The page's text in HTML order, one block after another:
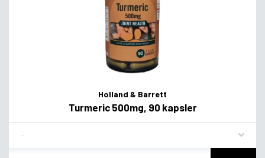
Holland & Barrett
Turmeric 500mg, 90 kapsler